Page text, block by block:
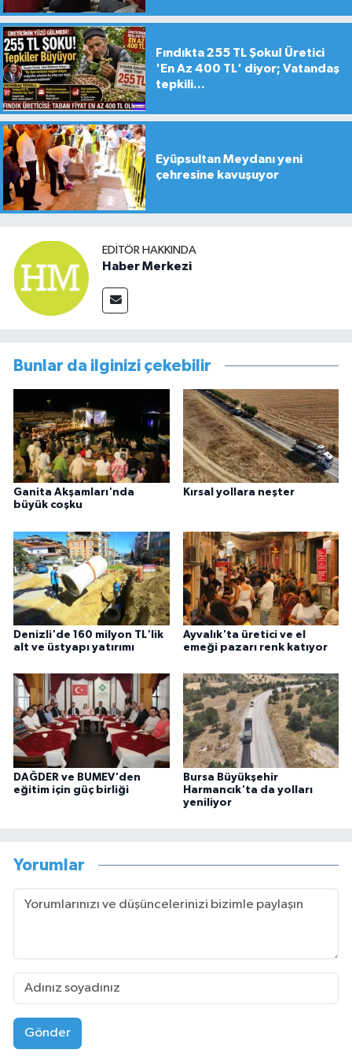
Fındıkta 255 TL Şoku! Üretici
'En Az 400 TL' diyor; Vatandaş
tepkili...
Eyüpsultan Meydanı yeni
çehresine kavuşuyor
EDITÖR HAKKINDA
Haber Merkezi
Bunlar da ilginizi çekebilir
Ganita Akşamları'nda
büyük coşku
Kırsal yollara neşter
Denizli'de 160 milyon TL'lik
alt ve üstyapı yatırımı
Ayvalık'ta üretici ve el
emeği pazarı renk katıyor
DAĞDER ve BUMEV'den
eğitim için güç birliği
Bursa Büyükşehir
Harmancık'ta da yolları
yeniliyor
Yorumlar
Gönder